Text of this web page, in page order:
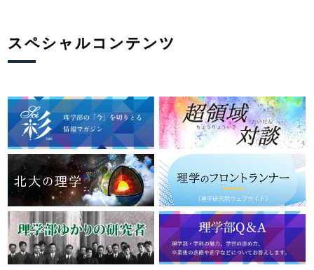
スペシャルコンテンツ